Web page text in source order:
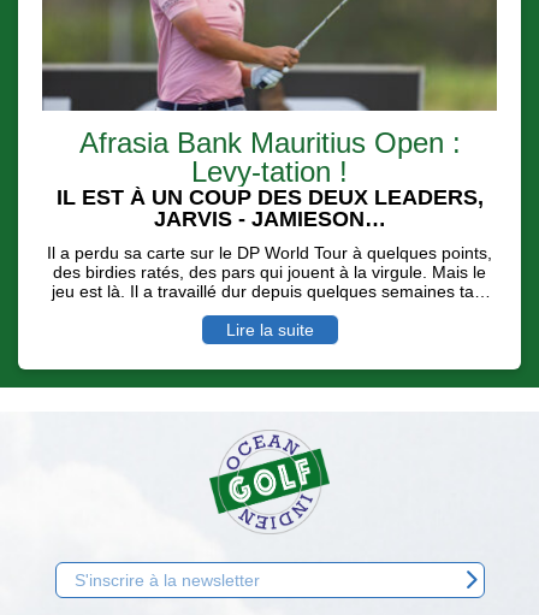
Afrasia Bank Mauritius Open :
Levy-tation !
IL EST À UN COUP DES DEUX LEADERS,
JARVIS - JAMIESON…
Il a perdu sa carte sur le DP World Tour à quelques points,
des birdies ratés, des pars qui jouent à la virgule. Mais le
jeu est là. Il a travaillé dur depuis quelques semaines tant
nouvelle saison sur la deuxième division européenne,
l'Hotel Planner Tour pouvait payer… Invité sur l'Afrasia
Bank Mauritius Open, malgré des conditions de jeu digne
d'un vrai Links ( rafales de vent et de pluie ), Alexander
de se faire dépasser par l'écossais Scott Jamieson et le
sud Africain Casey Jarvis.
Lire la suite